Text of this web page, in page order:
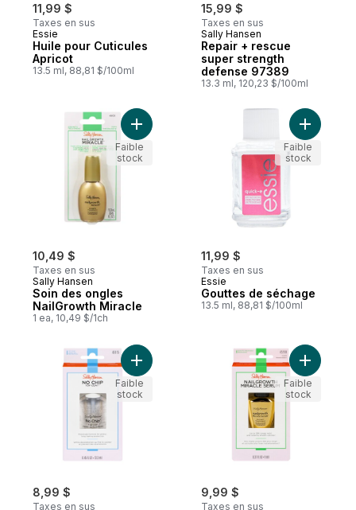
11,99 $
Taxes en sus
Essie
Huile pour Cuticules
Apricot
13.5 ml, 88,81 $/100ml
15,99 $
Taxes en sus
Sally Hansen
Repair + rescue
super strength
defense 97389
13.3 ml, 120,23 $/100ml
10,49 $
Taxes en sus
Sally Hansen
Soin des ongles
NailGrowth Miracle
1 ea, 10,49 $/1ch
Ajouter Soin des ongles NailGrowth
Faible
stock
11,99 $
Taxes en sus
Essie
Gouttes de séchage
13.5 ml, 88,81 $/100ml
Ajouter
Faible
stock
8,99 $
Taxes en sus
Ajouter Traitement Natural No Chip au
Faible
stock
9,99 $
Taxes en sus
Ajouter
Faible
stock